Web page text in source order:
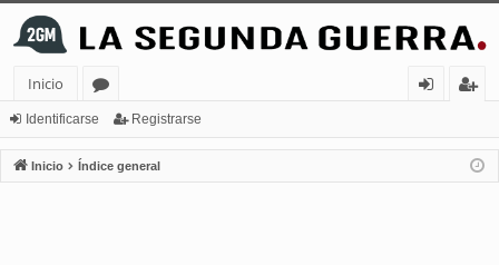
Inicio
or
os
nt
ifi
ist
ra
Identificarse Registrarse
Inicio Índice general